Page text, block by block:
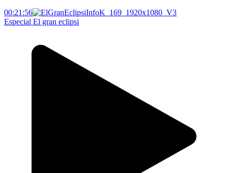
00:21:56
Especial El gran eclipsi